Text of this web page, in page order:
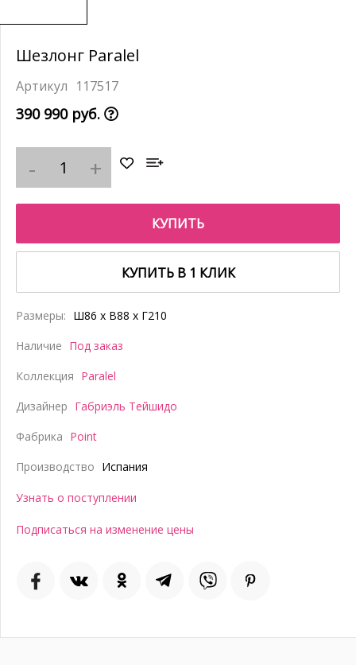
Шезлонг Paralel
117517
390 990 руб.
КУПИТЬ
КУПИТЬ В 1 КЛИК
Размеры: Ш86 x В88 x Г210
Наличие Под заказ
Коллекция Paralel
Дизайнер Габриэль Тейшидо
Фабрика Point
Производство Испания
Узнать о поступлении
Подписаться на изменение цены